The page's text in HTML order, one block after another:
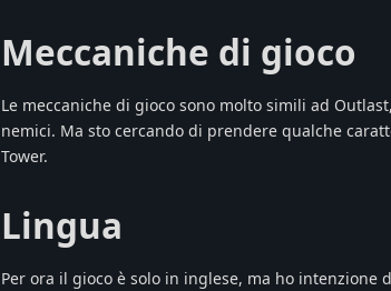
Meccaniche di gioco
Le meccaniche di gioco sono molto simili ad
nemici. Ma sto cercando di prendere qualche
Tower.
Lingua
Per ora il gioco è solo in inglese, ma ho intenzione